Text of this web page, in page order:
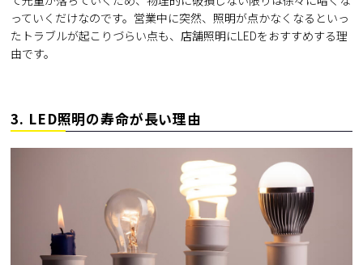
っていくだけなのです。営業中に突然、照明が点かなくなるといっ
たトラブルが起こりづらい点も、店舗照明にLEDをおすすめする理
由です。
3. LED照明の寿命が長い理由